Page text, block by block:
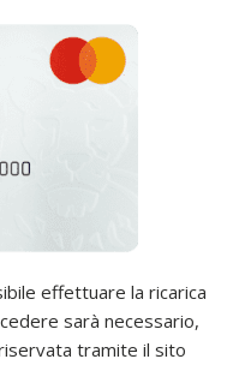
effettuare la ricarica
sarà necessario,
tramite il sito